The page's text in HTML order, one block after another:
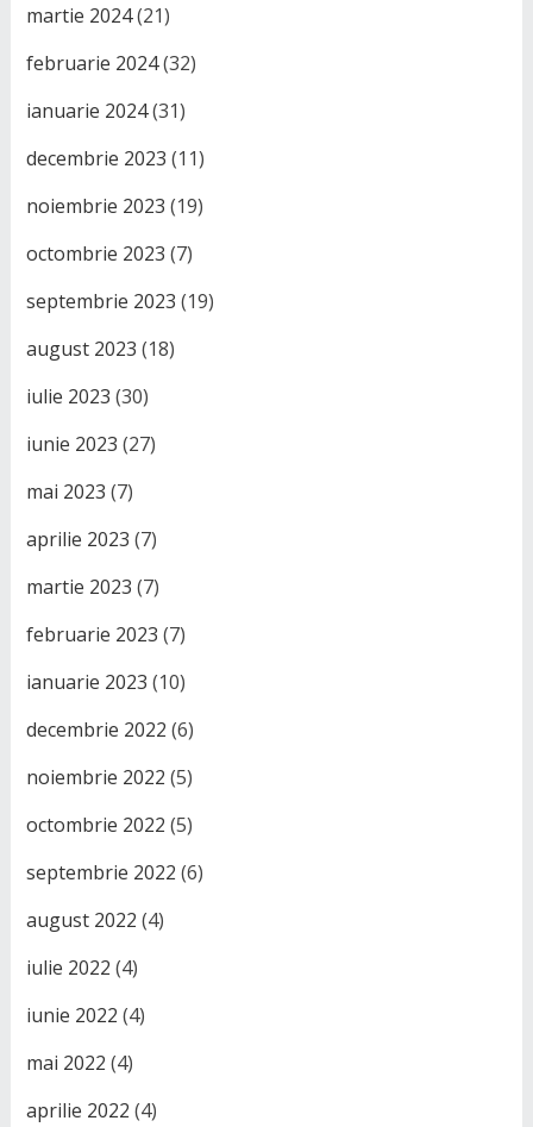
martie 2024(21)
februarie 2024(32)
ianuarie 2024(31)
decembrie 2023 (11)
noiembrie 2023 (19)
octombrie 2023 (7)
septembrie 2023 (19)
august 2023 (18)
iulie 2023 (30)
iunie 2023 (27)
mai 2023 (7)
aprilie 2023 (7)
martie 2023 (7)
februarie 2023 (7)
ianuarie 2023 (10)
decembrie 2022 (6)
noiembrie 2022 (5)
octombrie 2022 (5)
septembrie 2022 (6)
august 2022 (4)
iulie 2022 (4)
iunie 2022 (4)
mai 2022 (4)
aprilie 2022 (4)